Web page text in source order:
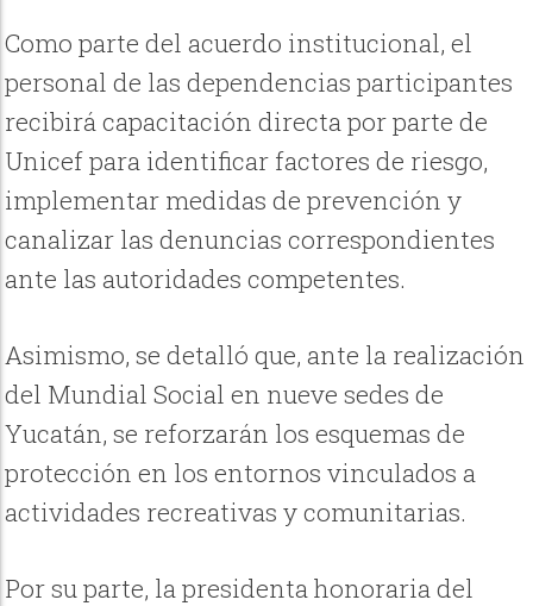
Como parte del acuerdo institucional, el
personal de las dependencias participantes
recibirá capacitación directa por parte de
Unicef para identificar factores de riesgo,
implementar medidas de prevención y
canalizar las denuncias correspondientes
ante las autoridades competentes.
Asimismo, se detalló que, ante la realización
del Mundial Social en nueve sedes de
Yucatán, se reforzarán los esquemas de
protección en los entornos vinculados a
actividades recreativas y comunitarias.
Por su parte, la presidenta honoraria del